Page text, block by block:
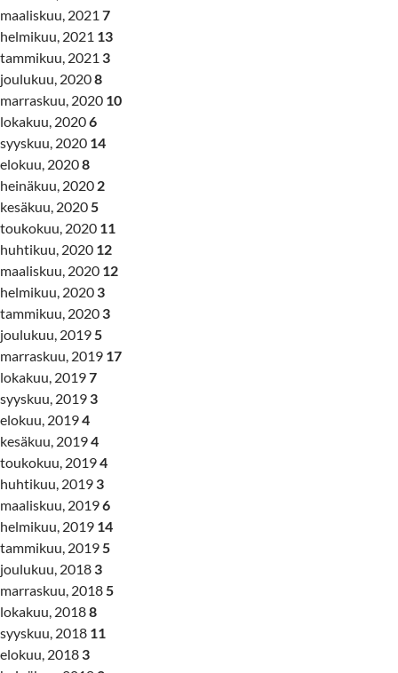
maaliskuu, 2021 7
helmikuu, 2021 13
tammikuu, 2021 3
joulukuu, 20208
marraskuu, 2020 10
lokakuu, 20206
syyskuu, 2020 14
elokuu, 20208
heinäkuu, 2020 2
kesäkuu, 20205
toukokuu, 2020 11
huhtikuu, 2020 12
maaliskuu, 2020 12
helmikuu, 2020 3
tammikuu, 2020 3
joulukuu, 20195
marraskuu, 2019 17
lokakuu, 20197
syyskuu, 2019 3
elokuu, 20194
kesäkuu, 20194
toukokuu, 20194
huhtikuu, 2019 3
maaliskuu, 20196
helmikuu, 2019 14
tammikuu, 20195
joulukuu, 2018 3
marraskuu, 20185
lokakuu, 20188
syyskuu, 2018 11
elokuu, 2018 3